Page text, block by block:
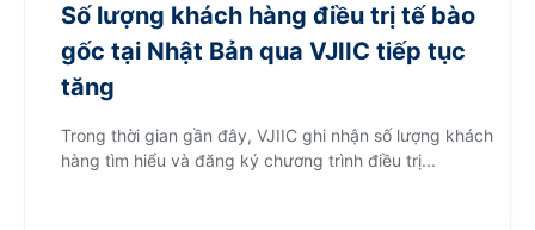
Số lượng khách hàng điều trị tế bào
gốc tại Nhật Bản qua VJIIC tiếp tục
tăng
Trong thời gian gần đây, VJIIC ghi nhận số lượng khách
hàng tìm hiểu và đăng ký chương trình điều trị...